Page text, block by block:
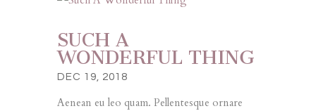
SUCH A
WONDERFUL THING
DEC 19, 2018
Aenean eu leo quam. Pellentesque ornare